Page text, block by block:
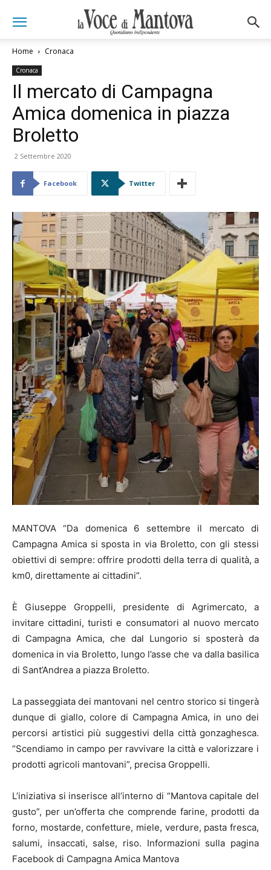
Home Cronaca
Cronaca
Il mercato di Campagna
Amica domenica in piazza
Broletto
2 Settembre 2020
Facebook Twitter
MANTOVA “Da domenica 6 settembre il mercato di
Campagna Amica si sposta in via Broletto, con gli stessi
obiettivi di sempre: offrire prodotti della terra di qualità, a
km0, direttamente ai cittadini”.
È Giuseppe Groppelli, presidente di Agrimercato, a
invitare cittadini, turisti e consumatori al nuovo mercato
di Campagna Amica, che dal Lungorio si sposterà da
domenica in via Broletto, lungo l’asse che va dalla basilica
di Sant’Andrea a piazza Broletto.
La passeggiata dei mantovani nel centro storico si tingerà
dunque di giallo, colore di Campagna Amica, in uno dei
percorsi artistici più suggestivi della città gonzaghesca.
“Scendiamo in campo per ravvivare la città e valorizzare i
prodotti agricoli mantovani”, precisa Groppelli.
L’iniziativa si inserisce all’interno di “Mantova capitale del
gusto”, per un’offerta che comprende farine, prodotti da
forno, mostarde, confetture, miele, verdure, pasta fresca,
salumi, insaccati, salse, riso. Informazioni sulla pagina
Facebook di Campagna Amica Mantova